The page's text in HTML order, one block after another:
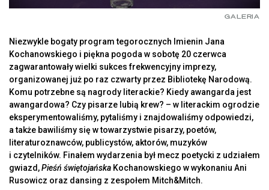
GALERIA
Niezwykle bogaty program tegorocznych Imienin Jana
Kochanowskiego i piękna pogoda w sobotę 20 czerwca
zagwarantowały wielki sukces frekwencyjny imprezy,
organizowanej już po raz czwarty przez Bibliotekę Narodową.
Komu potrzebne są nagrody literackie? Kiedy awangarda jest
awangardowa? Czy pisarze lubią krew? – w literackim ogrodzie
eksperymentowaliśmy, pytaliśmy i znajdowaliśmy odpowiedzi,
a także bawiliśmy się w towarzystwie pisarzy, poetów,
literaturoznawców, publicystów, aktorów, muzyków
i czytelników. Finałem wydarzenia był mecz poetycki z udziałem
gwiazd,Pieśń świętojańska Kochanowskiego w wykonaniu Ani
Rusowicz oraz dansing z zespołem Mitch&Mitch.